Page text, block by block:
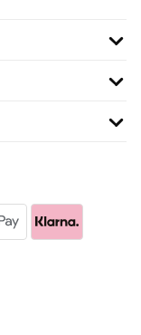
reduciendo la
y al ir en la
desde el